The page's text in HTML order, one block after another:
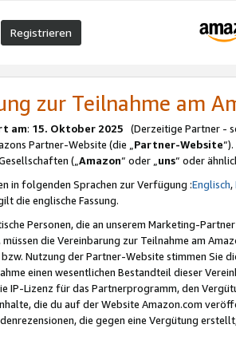
Registrieren
zur Teilnahme am
am: 15. Oktober 2025 (Derzeitige Partner -
Partner-Website (die „Partner-Website
(„Amazon“ oder „uns“ oder
in folgenden Sprachen zur Verfügung :Englisch,
die englische Fassung.
Personen, die an unserem Marketing-
müssen die Vereinbarung zur Teilnahme am
Nutzung der Partner-Website stimmen Sie
einen wesentlichen Bestandteil dieser
IP-Lizenz für das Partnerprogramm, den
die du auf der Website Amazon.com
die gegen eine Vergütung